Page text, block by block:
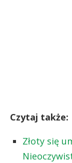
Czytaj także:
Złoty się